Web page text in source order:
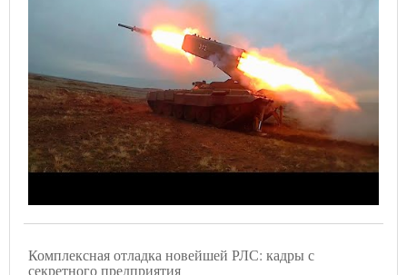
Комплексная отладка новейшей РЛС: кадры с
секретного предприятия